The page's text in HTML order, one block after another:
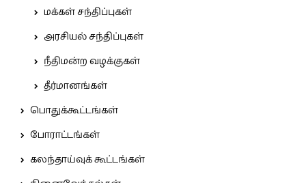
மக்கள் சந்திப்புகள்
அரசியல் சந்திப்புகள்
நீதிமன்ற வழக்குகள்
தீர்மானங்கள்
பொதுக்கூட்டங்கள்
போராட்டங்கள்
கலந்தாய்வுக் கூட்டங்கள்